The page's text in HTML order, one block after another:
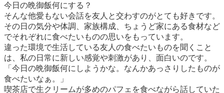
今日の晩御飯何にする？
そんな他愛もない会話を友人と交わすのがとても好きです。
その日の気分や体調、家族構成、ちょうど家にある食材など
でそれぞれに食べたいものの思いをもっています。
違った環境で生活している友人の食べたいものを聞くこと
は、私の日常に新しい感覚や刺激があり、面白いのです。
「今日の晩御飯何にしようかな。なんかあっさりしたものが
食べたいなぁ。」
喫茶店で生クリームが多めのパフェを食べながら話していた